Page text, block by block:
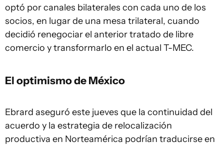
optó por canales bilaterales con cada uno de los
socios, en lugar de una mesa trilateral, cuando
decidió renegociar el anterior tratado de libre
comercio y transformarlo en el actual T-MEC.
El optimismo de México
Ebrard aseguró este jueves que la continuidad del
acuerdo y la estrategia de relocalización
productiva en Norteamérica podrían traducirse en